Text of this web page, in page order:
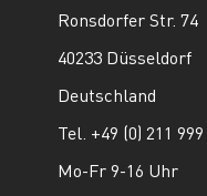
Ronsdorfer Str. 74
40233 Düsseldorf
Deutschland
Tel. +49 (0) 211
Mo-Fr 9-16 Uhr